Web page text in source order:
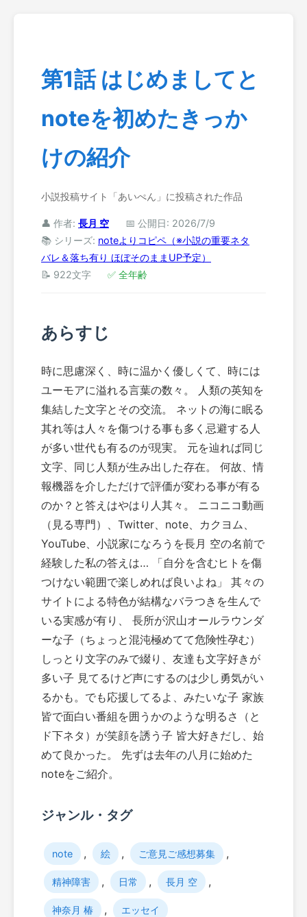
第1話 はじめましてと
noteを初めたきっか
けの紹介
小説投稿サイト「あいぺん」に投稿された作品
👤 作者: 長月 空
📅 公開日: 2026/7/9
📚 シリーズ: noteよりコピペ（※小説の重要ネタ
バレ＆落ち有り ほぼそのままUP予定）
📝 922文字
✅ 全年齢
あらすじ
時に思慮深く、時に温かく優しくて、時には
ユーモアに溢れる言葉の数々。 人類の英知を
集結した文字とその交流。 ネットの海に眠る
其れ等は人々を傷つける事も多く忌避する人
が多い世代も有るのが現実。 元を辿れば同じ
文字、同じ人類が生み出した存在。 何故、情
報機器を介しただけで評価が変わる事が有る
のか？と答えはやはり人其々。 ニコニコ動画
（見る専門）、Twitter、note、カクヨム、
YouTube、小説家になろうを長月 空の名前で
経験した私の答えは… 「自分を含むヒトを傷
つけない範囲で楽しめれば良いよね」 其々の
サイトによる特色が結構なバラつきを生んで
いる実感が有り、 長所が沢山オールラウンダ
ーな子（ちょっと混沌極めてて危険性孕む）
しっとり文字のみで綴り、友達も文字好きが
多い子 見てるけど声にするのは少し勇気がい
るかも。でも応援してるよ、みたいな子 家族
皆で面白い番組を囲うかのような明るさ（と
ド下ネタ）が笑顔を誘う子 皆大好きだし、始
めて良かった。 先ずは去年の八月に始めた
noteをご紹介。
ジャンル・タグ
note , 絵 , ご意見ご感想募集 ,
精神障害 , 日常 , 長月 空 ,
神奈月 椿 , エッセイ